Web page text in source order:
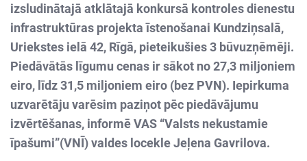
izsludinātajā atklātajā konkursā kontroles dienestu
infrastruktūras projekta īstenošanai Kundziņsalā,
Uriekstes ielā 42, Rīgā, pieteikušies 3 būvuzņēmēji.
Piedāvātās līgumu cenas ir sākot no 27,3 miljoniem
eiro, līdz 31,5 miljoniem eiro (bez PVN). Iepirkuma
uzvarētāju varēsim paziņot pēc piedāvājumu
izvērtēšanas, informē VAS “Valsts nekustamie
īpašumi”(VNĪ) valdes locekle Jeļena Gavrilova.